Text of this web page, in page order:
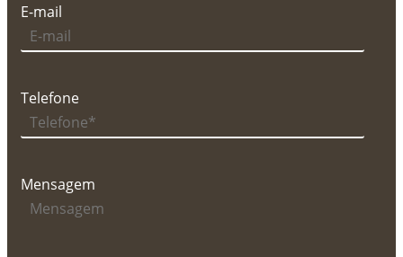
E-mail
Telefone
Mensagem